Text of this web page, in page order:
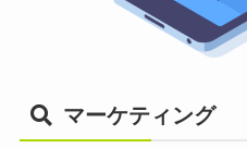
マーケティング